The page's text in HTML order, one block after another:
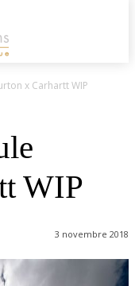
x Carhartt WIP
WIP
3 novembre 2018